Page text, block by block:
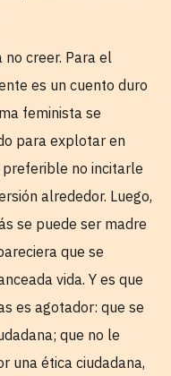
creer. Para el
es un cuento duro
feminista se
para explotar en
preferible no incitarle
alrededor. Luego,
se puede ser madre
que se
vida. Y es que
es agotador: que se
que no le
una ética ciudadana,